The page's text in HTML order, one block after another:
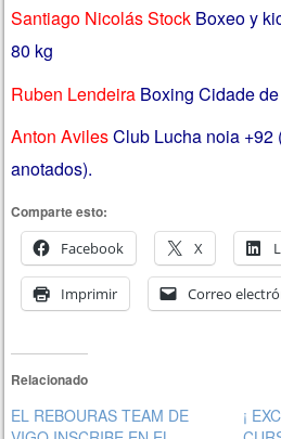
Santiago Nicolás Stock Boxeo y
80 kg
Ruben Lendeira Boxing Cidade
Anton AvilesClub Lucha noia +92
anotados).
Comparte esto:
Facebook
X
Imprimir Correo
Relacionado
EL REBOURAS TEAM DE
¡